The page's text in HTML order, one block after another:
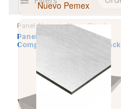
Panel Aluminio Negro/Black
Panel de Aluminio Compuesto
Panel de Aluminio
Compuesto 1.25 X 2.44 Black
– Negro 4mm Ds07432-2.44